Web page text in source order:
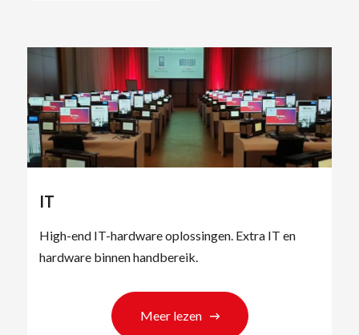
IT
High-end IT-hardware oplossingen. Extra IT en
hardware binnen handbereik.
Meer lezen